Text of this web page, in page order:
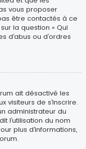
vous proposer
être contactés à ce
la question « Qui
ou d’ordres
ait désactivé les
visiteurs de s’inscrire.
administrateur du
l’utilisation du nom
plus d’informations,